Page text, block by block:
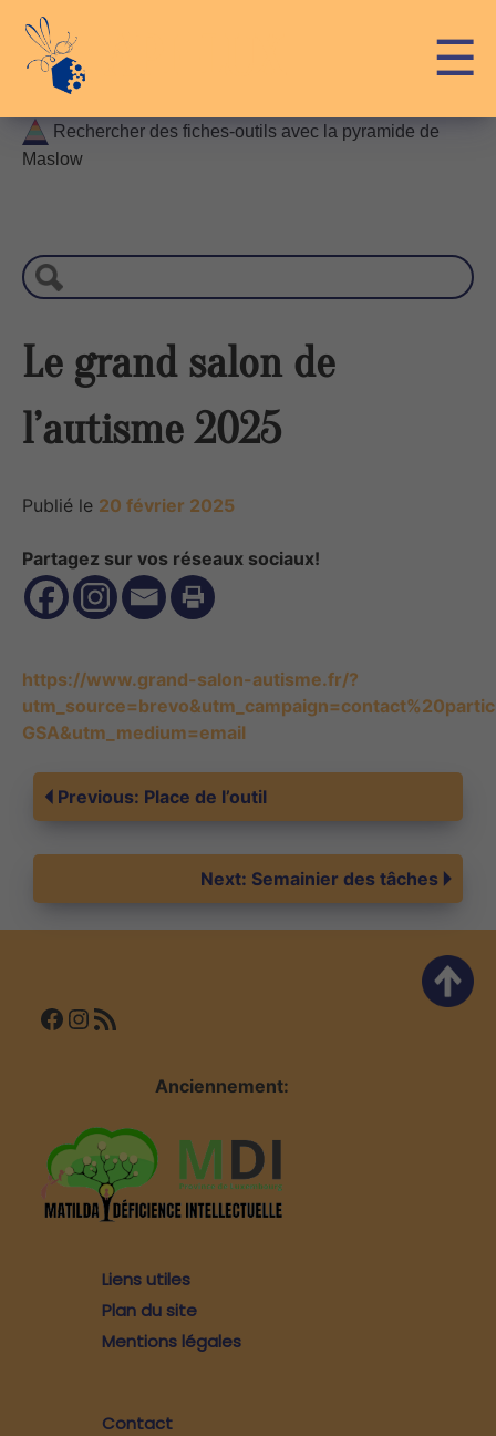
content
☰
Rechercher des fiches-outils avec la pyramide de
Maslow
c
h
r
c
Le grand salon de
l’autisme 2025
Publié le 20 février 2025
Partagez sur vos réseaux sociaux!
https://www.grand-salon-autisme.fr/?
GSA&utm_medium=email
Navigation
de
l’article
Previous: Place de l’outil
Next: Semainier des tâches
Facebook InstagramFlux RSS
Anciennement:
Liens utiles
Plan du site
Mentions légales
Contact